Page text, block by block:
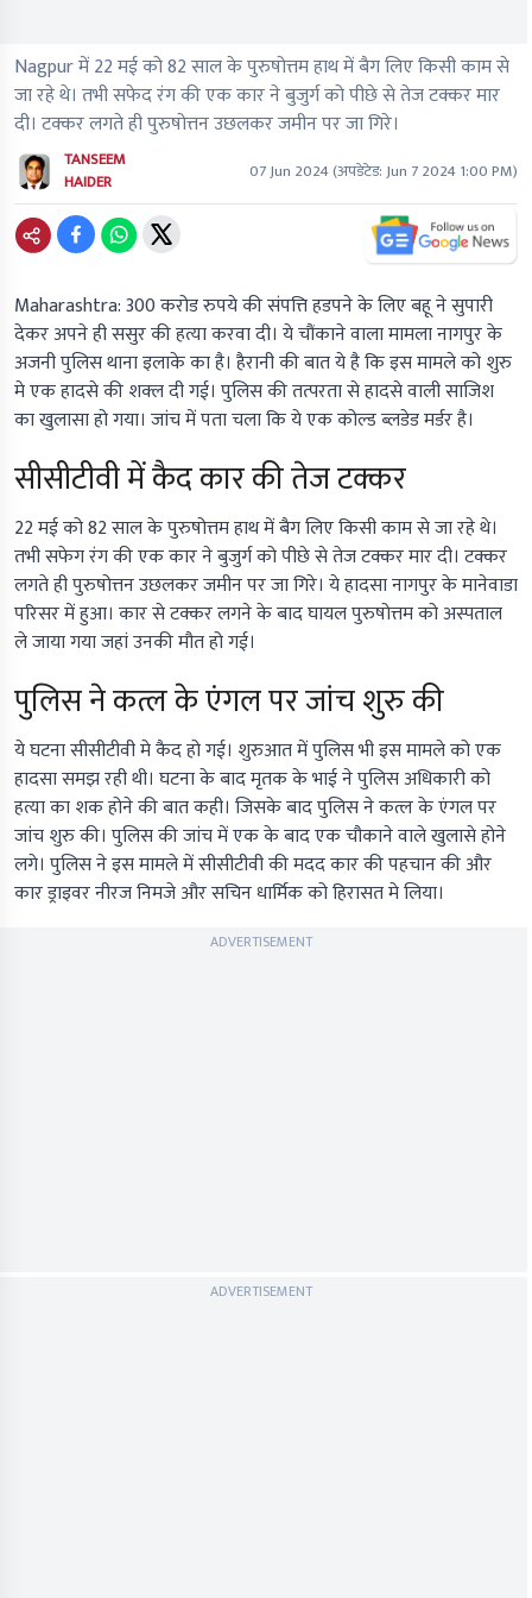
Nagpur में 22 मई को 82 साल के पुरुषोत्तम हाथ में बैग लिए किसी काम से
जा रहे थे। तभी सफेद रंग की एक कार ने बुजुर्ग को पीछे से तेज टक्कर मार
दी। टक्कर लगते ही पुरुषोत्तन उछलकर जमीन पर जा गिरे।
TANSEEM
HAIDER
07 Jun 2024(अपडेटेड:Jun 7 2024 1:00 PM)
Maharashtra:300 करोड रुपये की संपत्ति हडपने के लिए बहू ने सुपारी
देकर अपने ही ससुर की हत्या करवा दी। ये चौंकाने वाला मामला नागपुर के
अजनी पुलिस थाना इलाके का है। हैरानी की बात ये है कि इस मामले को शुरु
मे एक हादसे की शक्ल दी गई। पुलिस की तत्परता से हादसे वाली साजिश
का खुलासा हो गया। जांच में पता चला कि ये एक कोल्ड ब्लडेड मर्डर है।
सीसीटीवी में कैद कार की तेज टक्कर
22 मई को 82 साल के पुरुषोत्तम हाथ में बैग लिए किसी काम से जा रहे थे।
तभी सफेग रंग की एक कार ने बुजुर्ग को पीछे से तेज टक्कर मार दी। टक्कर
लगते ही पुरुषोत्तन उछलकर जमीन पर जा गिरे। ये हादसा नागपुर के मानेवाडा
परिसर में हुआ। कार से टक्कर लगने के बाद घायल पुरुषोत्तम को अस्पताल
ले जाया गया जहां उनकी मौत हो गई।
पुलिस ने कत्ल के एंगल पर जांच शुरु की
ये घटना सीसीटीवी मे कैद हो गई। शुरुआत में पुलिस भी इस मामले को एक
हादसा समझ रही थी। घटना के बाद मृतक के भाई ने पुलिस अधिकारी को
हत्या का शक होने की बात कही। जिसके बाद पुलिस ने कत्ल के एंगल पर
जांच शुरु की। पुलिस की जांच में एक के बाद एक चौकाने वाले खुलासे होने
लगे। पुलिस ने इस मामले में सीसीटीवी की मदद कार की पहचान की और
कार ड्राइवर नीरज निमजे और सचिन धार्मिक को हिरासत मे लिया।
ADVERTISEMENT
ADVERTISEMENT